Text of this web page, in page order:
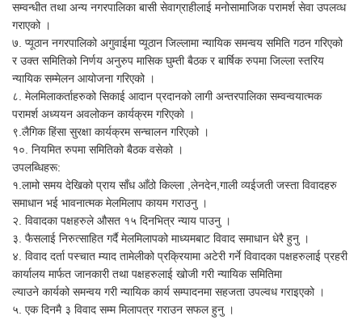
सम्वन्धीत तथा अन्य नगरपालिका बासी सेवाग्राहीलाई मनोसामाजिक परामर्श सेवा उपलव्ध
गराएको ।
७‍. प्यूठान नगरपालिको अगुवाईमा प्यूठान जिल्लामा न्यायिक समन्वय समिति गठन गरिएको
र उक्त समितिको निर्णय अनुरुप मासिक घुम्ती बैठक र बार्षिक रुपमा जिल्ला स्तरिय
न्यायिक सम्मेलन आयोजना गरिएको ।
८. मेलमिलाकर्ताहरुको सिकाई आदान प्रदानको लागी अन्तरपालिका सम्वन्वयात्मक
परामर्श अध्ययन अवलोकन कार्यक्रम गरिएको ।
९.लैगिक हिंसा सुरक्षा कार्यक्रम सन्चालन गरिएको ।
१०. नियमित रुपमा समितिको बैठक वसेको ।
उपलब्धिहरू:
१.लामो समय देखिको प्राय साँध आँठो किल्ला ,लेनदेन,गाली व्यईजती जस्ता विवादहरु
समाधान भई भावनात्मक मेलमिलाप कायम गराउनु ।
२. विवादका पक्षहरुले औसत १५ दिनभित्र न्याय पाउनु ।
३. फैसलाई निरुत्साहित गर्दै मेलमिलापको माध्यमबाट विवाद समाधान धेरै हुनु ।
४. विवाद दर्ता पस्चात म्याद तामेलीको प्रक्रियामा अटेरी गर्ने विवादका पक्षहरुलाई प्रहरी
कार्यालय मार्फत जानकारी तथा पक्षहरुलाई खोजी गरी न्यायिक समितिमा
ल्याउने कार्यको समन्वय गरी न्यायिक कार्य सम्पादनमा सहजता उपल्वध गराइएको ।
५‍. एक दिनमै ३ विवाद सम्म मिलापत्र गराउन सफल हुनु ।